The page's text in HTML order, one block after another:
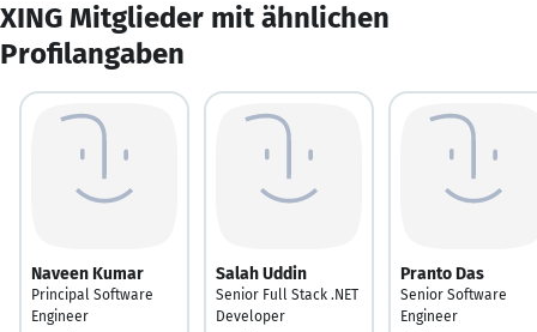
XING Mitglieder mit ähnlichen
Profilangaben
Naveen Kumar
Principal Software
Engineer
Salah Uddin
Senior Full Stack .NET
Developer
Pranto Das
Senior Software
Engineer